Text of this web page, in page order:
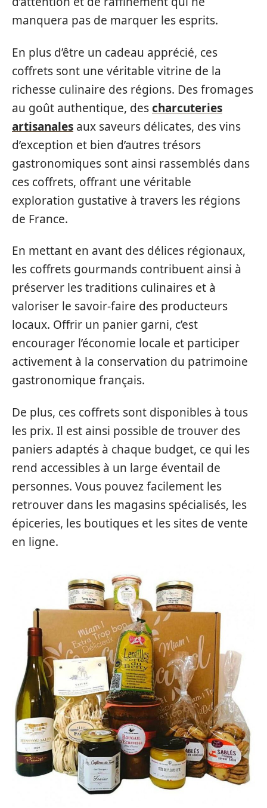
manquera pas de marquer les esprits.
En plus d’être un cadeau apprécié, ces
coffrets sont une véritable vitrine de la
richesse culinaire des régions. Des fromages
au goût authentique, descharcuteries
artisanales aux saveurs délicates, des vins
d’exception et bien d’autres trésors
gastronomiques sont ainsi rassemblés dans
ces coffrets, offrant une véritable
exploration gustative à travers les régions
de France.
En mettant en avant des délices régionaux,
les coffrets gourmands contribuent ainsi à
préserver les traditions culinaires et à
valoriser le savoir-faire des producteurs
locaux. Offrir un panier garni, c’est
encourager l’économie locale et participer
activement à la conservation du patrimoine
gastronomique français.
De plus, ces coffrets sont disponibles à tous
les prix. Il est ainsi possible de trouver des
paniers adaptés à chaque budget, ce qui les
rend accessibles à un large éventail de
personnes. Vous pouvez facilement les
retrouver dans les magasins spécialisés, les
épiceries, les boutiques et les sites de vente
en ligne.